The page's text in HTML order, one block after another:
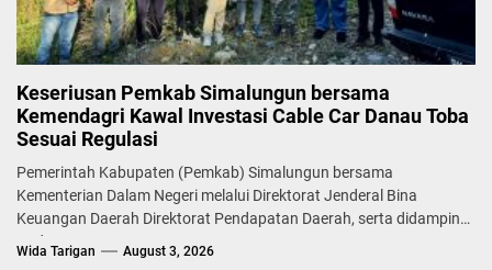
Keseriusan Pemkab Simalungun bersama
Kemendagri Kawal Investasi Cable Car Danau Toba
Sesuai Regulasi
Pemerintah Kabupaten (Pemkab) Simalungun bersama
Kementerian Dalam Negeri melalui Direktorat Jenderal Bina
Keuangan Daerah Direktorat Pendapatan Daerah, serta didampingi
Badan...
Wida Tarigan August 3, 2026